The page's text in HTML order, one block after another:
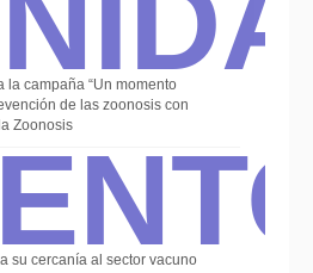
la campaña “Un momento
de las zoonosis con
Zoonosis
su cercanía al sector vacuno